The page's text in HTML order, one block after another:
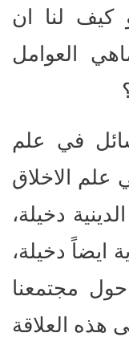
كيف لنا ان
العوامل
في علم
علم الاخلاق
دخيلة،
ايضاً دخيلة،
مجتمعنا
هذه العلاقة